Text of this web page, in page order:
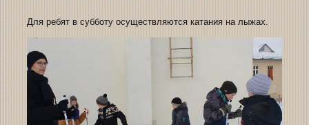
Для ребят в субботу осуществляются катания на лыжах.